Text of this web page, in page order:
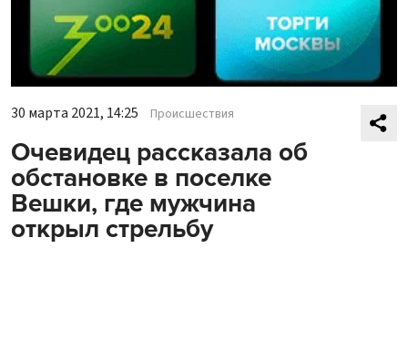
30 марта 2021, 14:25 Происшествия
Очевидец рассказала об
обстановке в поселке
Вешки, где мужчина
открыл стрельбу